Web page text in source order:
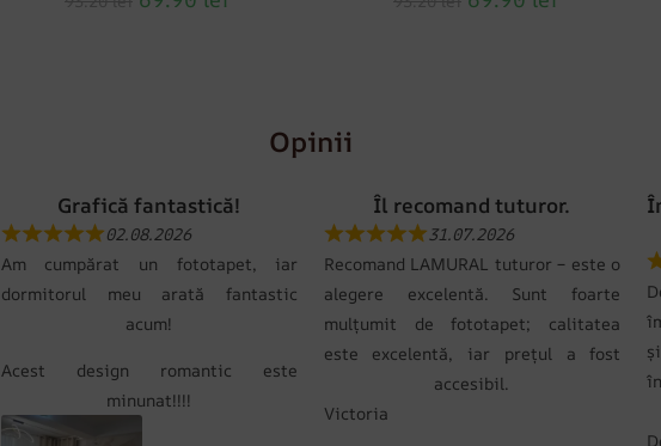
Opinii
Grafică fantastică!
02.08.2026
Am cumpărat un fototapet, iar
dormitorul meu arată fantastic
acum!
Acest design romantic este
minunat!!!!
Îl recomand tuturor.
31.07.2026
Recomand LAMURAL tuturor – este o
alegere excelentă. Sunt foarte
mulțumit de fototapet; calitatea
este excelentă, iar prețul a fost
accesibil.
Victoria